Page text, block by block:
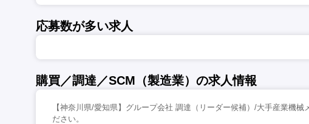
応募数が多い求人
購買／調達／SCM（製造業）の求人情報
【神奈川県/愛知県】グループ会社 調達（リーダー候補）/大手産業機械
ださい。